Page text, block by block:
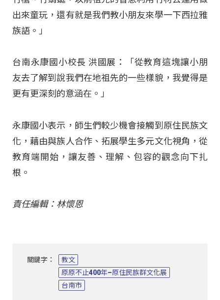
出來童玩，還有就是我們教小朋友來學一下西拉雅
族語。」
台南永康國小校長 洪國展：「從教育這塊讓小朋
友去了解到說我們在地祖先的一些樣貌，我覺得是
更有更深刻的意涵在。」
永康國小表示，師生們較少機會接觸到原住民族文
化，藉由與族人合作、拓展學生多元文化視角，從
教育端開始，讓友善、理解、包容的觀念向下扎
根。
責任編輯：林懷恩
關鍵字：
教文
原原不止400年–原住民族群文化展
台南市